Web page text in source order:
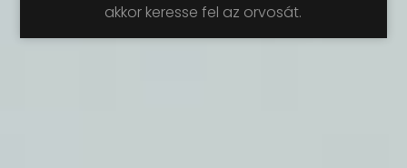
akkor keresse fel az orvosát.